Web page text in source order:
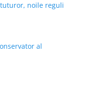
noile reguli
al